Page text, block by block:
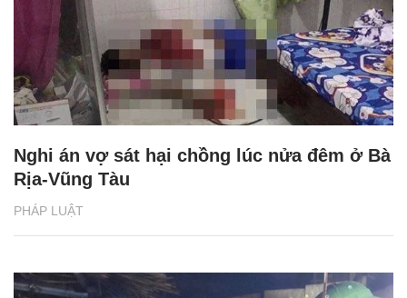
PHÁP LUẬT
Nghi án vợ sát hại chồng lúc nửa đêm ở Bà
Rịa-Vũng Tàu